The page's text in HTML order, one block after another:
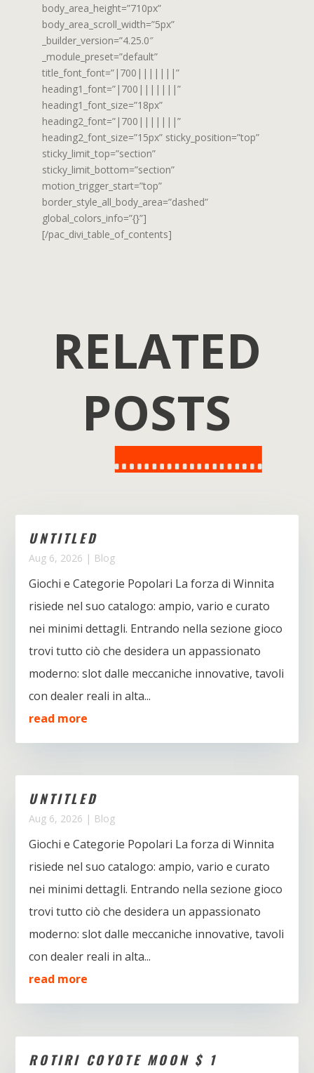
body_area_height=”710px”
body_area_scroll_width=”5px”
_builder_version=”4.25.0″
_module_preset=”default”
title_font_font=”|700|||||||”
heading1_font=”|700|||||||”
heading1_font_size=”18px”
heading2_font=”|700|||||||”
heading2_font_size=”15px” sticky_position=”top”
sticky_limit_top=”section”
sticky_limit_bottom=”section”
motion_trigger_start=”top”
border_style_all_body_area=”dashed”
global_colors_info=”{}”]
[/pac_divi_table_of_contents]
RELATED
POSTS
UNTITLED
Aug 6, 2026 | Blog
Giochi e Categorie Popolari La forza di Winnita
risiede nel suo catalogo: ampio, vario e curato
nei minimi dettagli. Entrando nella sezione gioco
trovi tutto ciò che desidera un appassionato
moderno: slot dalle meccaniche innovative, tavoli
con dealer reali in alta...
read more
UNTITLED
Aug 6, 2026 | Blog
Giochi e Categorie Popolari La forza di Winnita
risiede nel suo catalogo: ampio, vario e curato
nei minimi dettagli. Entrando nella sezione gioco
trovi tutto ciò che desidera un appassionato
moderno: slot dalle meccaniche innovative, tavoli
con dealer reali in alta...
read more
ROTIRI COYOTE MOON $ 1